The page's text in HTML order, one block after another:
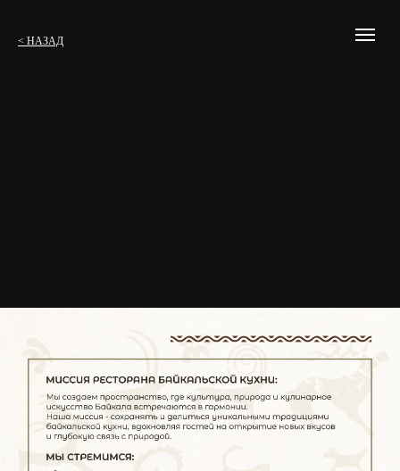
< НАЗАД